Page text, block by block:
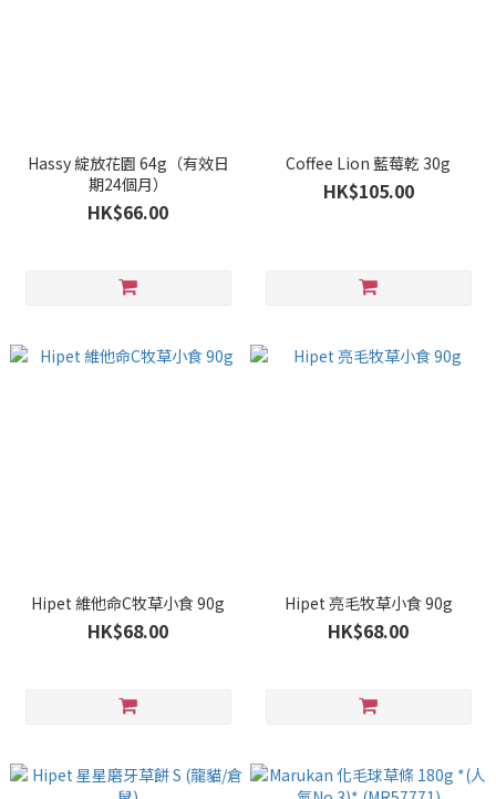
Hassy 綻放花園 64g（有效日
期24個月）
HK$66.00
Coffee Lion 藍莓乾 30g
HK$105.00
Hipet 維他命C牧草小食 90g
HK$68.00
Hipet 亮毛牧草小食 90g
HK$68.00